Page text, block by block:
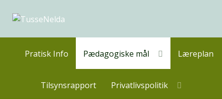
Pratisk Info Pædagogiske mål Læreplan
Tilsynsrapport Privatlivspolitik